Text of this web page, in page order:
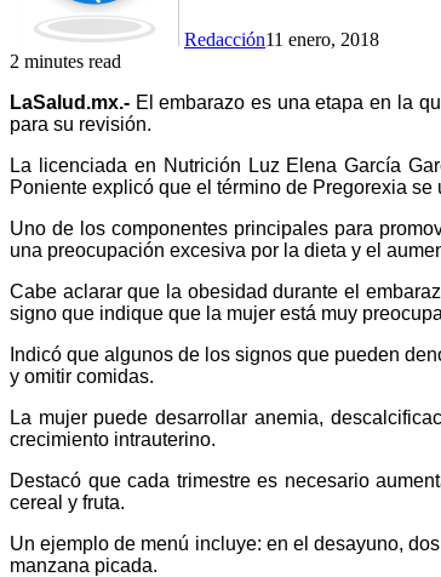
Redacción11 enero, 2018
2 minutes read
LaSalud.mx.- El embarazo es una etapa en la
para su revisión.
La licenciada en Nutrición Luz Elena García
Poniente explicó que el término de Pregorexia
Uno de los componentes principales para
una preocupación excesiva por la dieta y el
Cabe aclarar que la obesidad durante el
signo que indique que la mujer está muy
Indicó que algunos de los signos que pueden
y omitir comidas.
La mujer puede desarrollar anemia,
crecimiento intrauterino.
Destacó que cada trimestre es necesario
cereal y fruta.
Un ejemplo de menú incluye: en el desayuno,
manzana picada.